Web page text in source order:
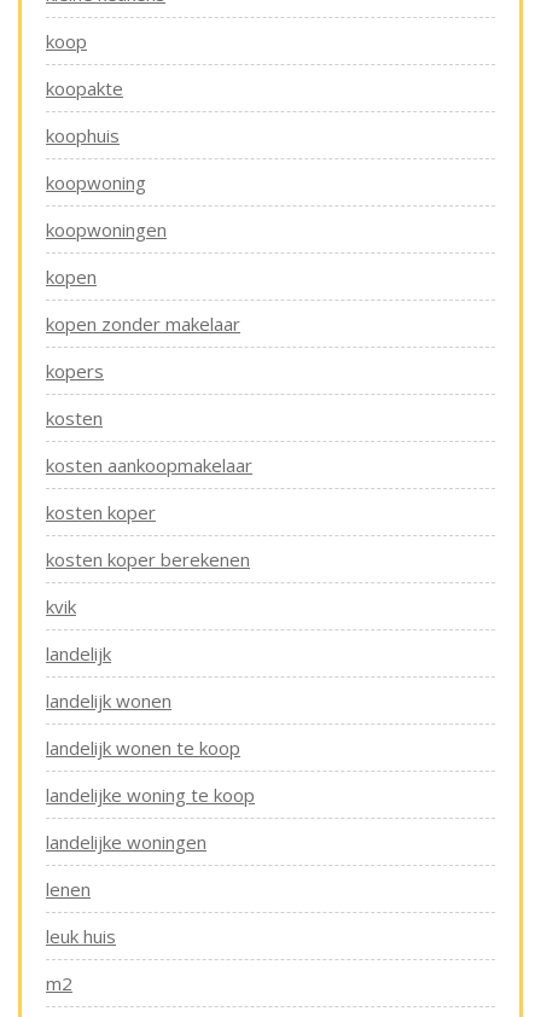
koop
koopakte
koophuis
koopwoning
koopwoningen
kopen
kopen zonder makelaar
kopers
kosten
kosten aankoopmakelaar
kosten koper
kosten koper berekenen
kvik
landelijk
landelijk wonen
landelijk wonen te koop
landelijke woning te koop
landelijke woningen
lenen
leuk huis
m2